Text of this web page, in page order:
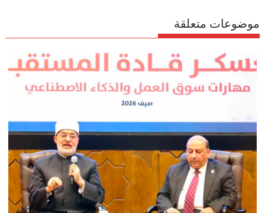
موضوعات متعلقة